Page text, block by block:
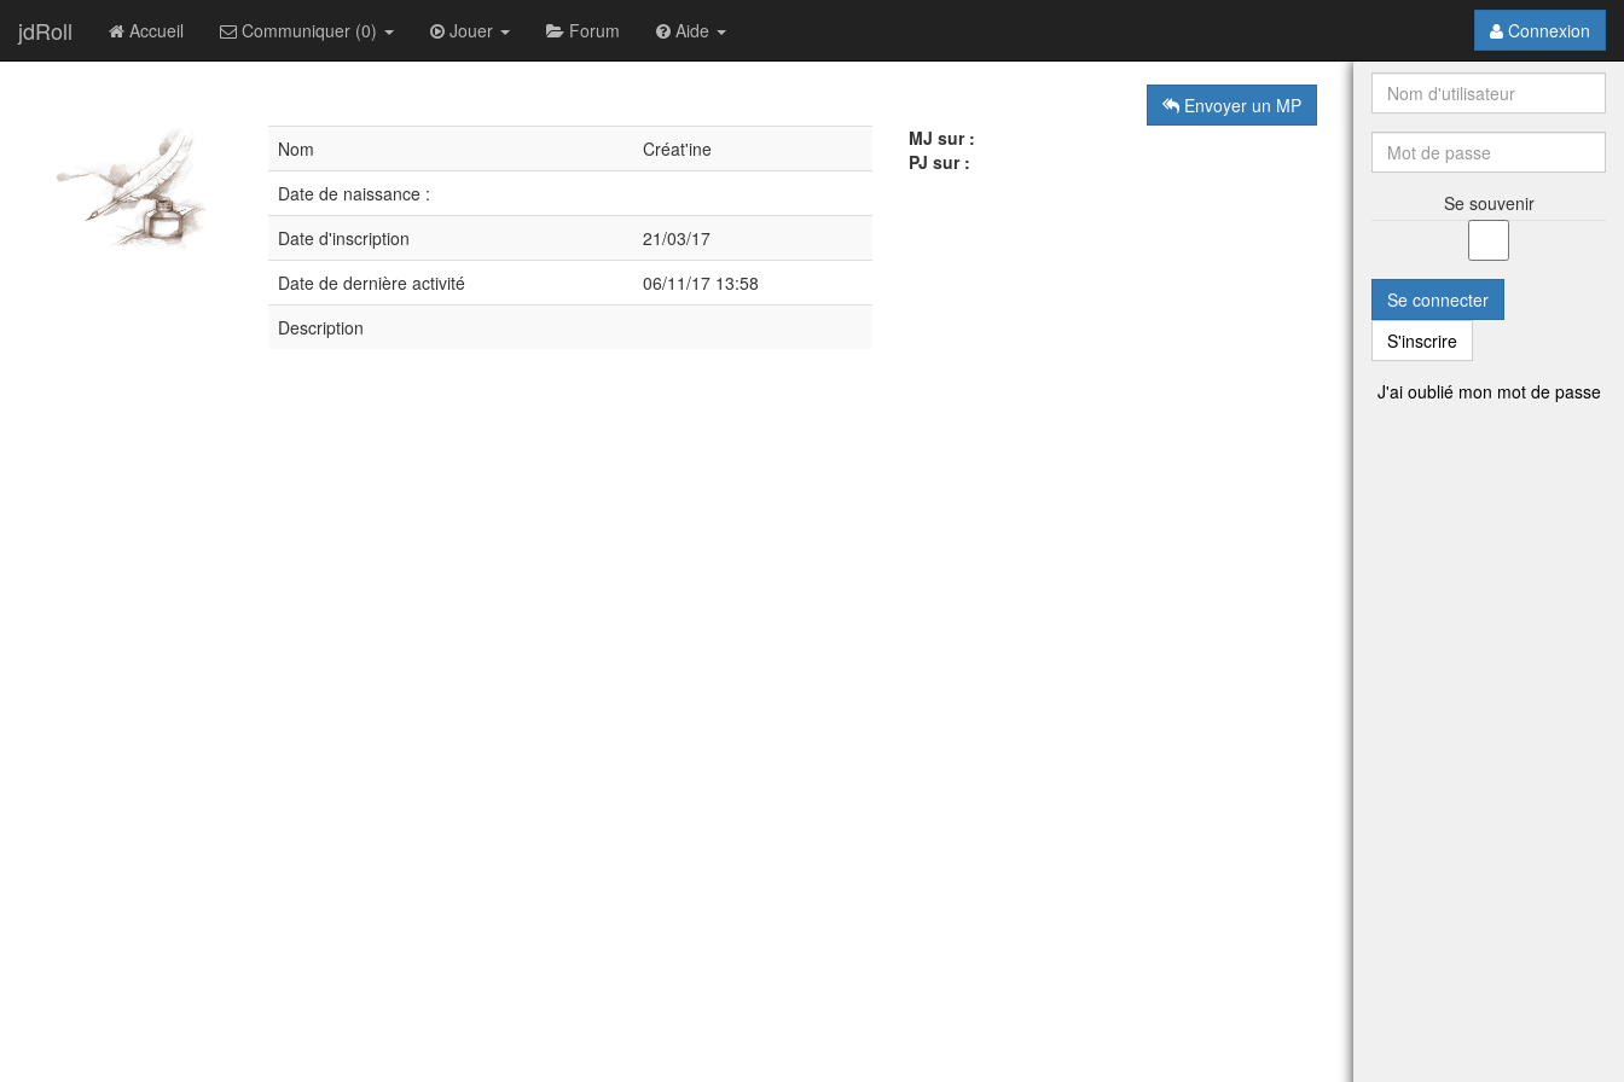
jdRoll Accueil Communiquer (0) Jouer Forum Aide Connexion
Envoyer un MP
Nom
Créat'ine
Date de naissance :
Date d'inscription
21/03/17
Date de dernière activité
06/11/17 13:58
Description
MJ sur :
PJ sur :
Se souvenir
Se connecter
S'inscrire
J'ai oublié mon mot de passe